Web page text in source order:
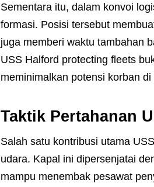
Sementara itu, dalam konvoi
formasi. Posisi tersebut
juga memberi waktu tambahan
USS Halford protecting fleets
meminimalkan potensi korban
Taktik Pertahanan
Salah satu kontribusi utama
udara. Kapal ini dipersenjatai
mampu menembak pesawat